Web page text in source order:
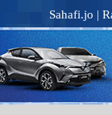
Sahafi.jo |